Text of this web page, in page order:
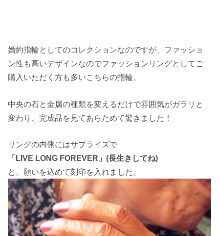
婚約指輪としてのコレクションなのですが、ファッショ
ン性も高いデザインなのでファッションリングとしてご
購入いただく方も多いこちらの指輪。
中央の石と金属の種類を変えるだけで雰囲気がガラリと
変わり、完成品を見てあらためて驚きました！
リングの内側にはサプライズで
「LIVE LONG FOREVER」(長生きしてね)
と、願いを込めて刻印を入れました。